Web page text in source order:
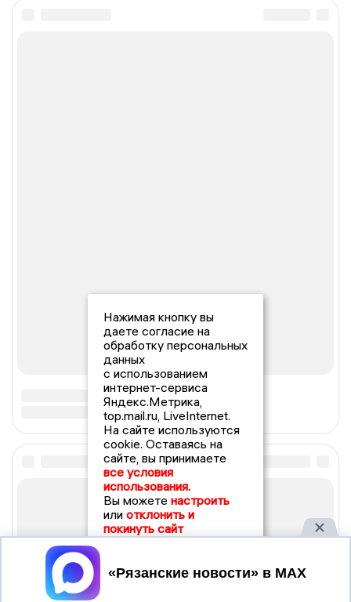
Нажимая кнопку вы
даете согласие на
обработку персональных
данных
с использованием
интернет-сервиса
Яндекс.Метрика,
top.mail.ru, LiveInternet.
На сайте используются
cookie. Оставаясь на
сайте, вы принимаете
все условия
использования.
Вы можете настроить
или отклонить и
покинуть сайт
Принять